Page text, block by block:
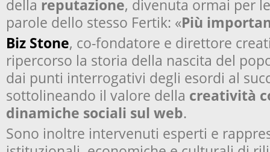
della reputazione, divenuta ormai per
parole dello stesso Fertik: «Più
Biz Stone, co-fondatore e direttore
ripercorso la storia della nascita del
dai punti interrogativi degli esordi al
sottolineando il valore della creatività
dinamiche sociali sul web.
Sono inoltre intervenuti esperti e